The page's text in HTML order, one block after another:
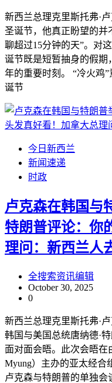
新西兰总理克里斯托弗·
圣诞节，他真正盼望的并
聊超过15分钟的天”。对
诞节既是短暂抽身的假期
年的重要时刻。 “冷火鸡
诞节
今日新西兰
新闻速递
时政
卢克森在韩国与
特朗普评论：你
理问：新西兰人
全搜索资讯编辑
October 30, 2025
0
新西兰总理克里斯托弗·
韩国与美国总统唐纳德·
面对面会晤。此次会晤在
Myung）主办的亚太经合
卢克森与特朗普的单独